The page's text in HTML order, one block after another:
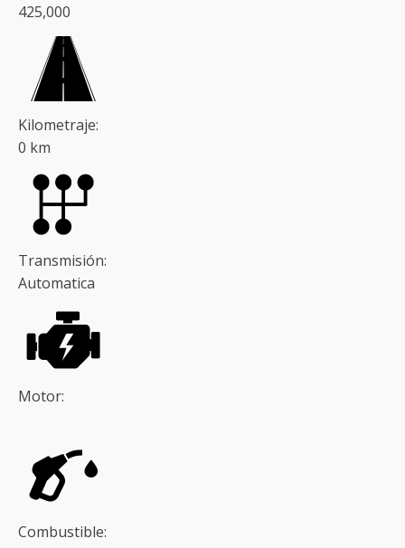
425,000
Kilometraje:
0 km
Transmisión:
Automatica
Motor:
Combustible: